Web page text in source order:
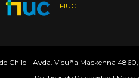
FIUC
Chile - Avda. Vicuña Mackenna